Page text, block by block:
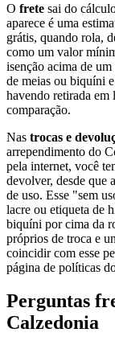
O frete sai do
aparece é uma
grátis, quando rola,
como um valor
isenção acima de
de meias ou biquíni
havendo retirada em
comparação.
Nas trocas e
arrependimento do
pela internet, você
devolver, desde que
de uso. Esse "sem
lacre ou etiqueta de
biquíni por cima da
próprios de troca e
coincidir com esse
página de políticas
Perguntas
Calzedonia